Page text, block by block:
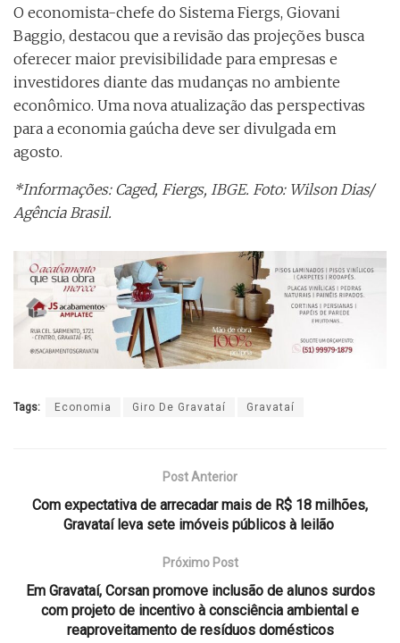
O economista-chefe do Sistema Fiergs, Giovani
Baggio, destacou que a revisão das projeções busca
oferecer maior previsibilidade para empresas e
investidores diante das mudanças no ambiente
econômico. Uma nova atualização das perspectivas
para a economia gaúcha deve ser divulgada em
agosto.
*Informações: Caged, Fiergs, IBGE. Foto: Wilson Dias/
Agência Brasil.
Tags: Economia Giro De Gravataí Gravataí
Post Anterior
Com expectativa de arrecadar mais de R$ 18 milhões,
Gravataí leva sete imóveis públicos à leilão
Próximo Post
Em Gravataí, Corsan promove inclusão de alunos surdos
com projeto de incentivo à consciência ambiental e
reaproveitamento de resíduos domésticos